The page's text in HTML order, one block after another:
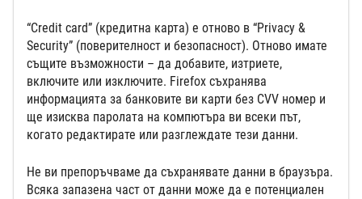
“Credit card” (кредитна карта) е отново в “Privacy &
Security” (поверителност и безопасност). Отново имате
същите възможности – да добавите, изтриете,
включите или изключите. Firefox съхранява
информацията за банковите ви карти без CVV номер и
ще изисква паролата на компютъра ви всеки път,
когато редактирате или разглеждате тези данни.
Не ви препоръчваме да съхранявате данни в браузъра.
Всяка запазена част от данни може да е потенциален